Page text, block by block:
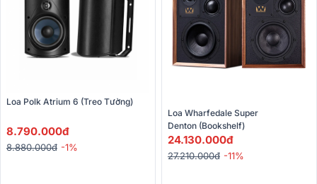
Loa Polk Atrium 6 (treo Tường)
8.790.000đ
8.880.000đ -1%
Loa Wharfedale Super
Denton (Bookshelf)
24.130.000đ
27.210.000đ -11%